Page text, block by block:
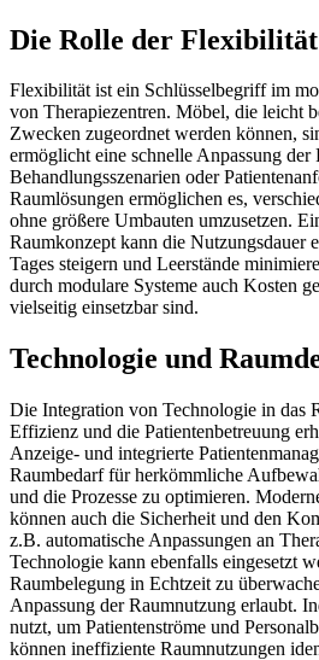
Die Rolle der Flexibilität
Flexibilität ist ein Schlüsselbegriff im
von Therapiezentren. Möbel, die leicht
Zwecken zugeordnet werden können,
ermöglicht eine schnelle Anpassung der
Behandlungsszenarien oder
Raumlösungen ermöglichen es,
ohne größere Umbauten umzusetzen.
Raumkonzept kann die Nutzungsdauer
Tages steigern und Leerstände
durch modulare Systeme auch Kosten
vielseitig einsetzbar sind.
Technologie und
Die Integration von Technologie in das
Effizienz und die Patientenbetreuung
Anzeige- und integrierte
Raumbedarf für herkömmliche
und die Prozesse zu optimieren.
können auch die Sicherheit und den
z.B. automatische Anpassungen an
Technologie kann ebenfalls eingesetzt
Raumbelegung in Echtzeit zu
Anpassung der Raumnutzung erlaubt.
nutzt, um Patientenströme und
können ineffiziente Raumnutzungen